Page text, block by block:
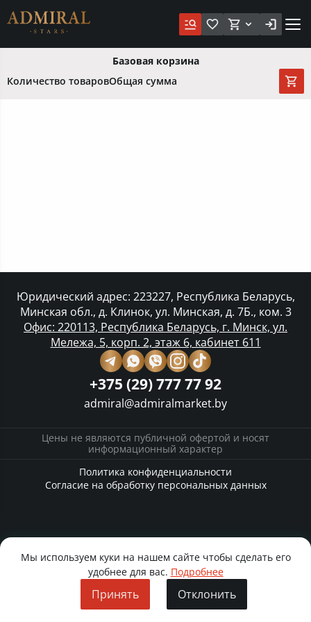
Базовая корзина
Количество товаровОбщая сумма
Юридический адрес: 223227, Республика Беларусь,
Минская обл., д. Клинок, ул. Минская, д. 7Б., ком. 3
Офис: 220113, Республика Беларусь, г. Минск, ул.
Мележа, 5, корп. 2, этаж 6, кабинет 611
+375 (29) 777 77 92
admiral@admiralmarket.by
Цены не являются публичной офертой и носят
информационный характер
Политика конфиденциальности
Согласие на обработку персональных данных
Мы используем куки на нашем сайте чтобы сделать его
удобнее для вас. Подробнее
Принять Отклонить